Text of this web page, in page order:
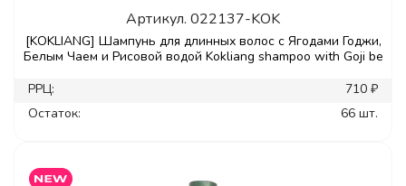
Артикул. 022137-KOK
[KOKLIANG] Шампунь для длинных волос с Ягодами Годжи,
Белым Чаем и Рисовой водой Kokliang shampoo with Goji be
РРЦ:
710 ₽
Остаток:
66 шт.